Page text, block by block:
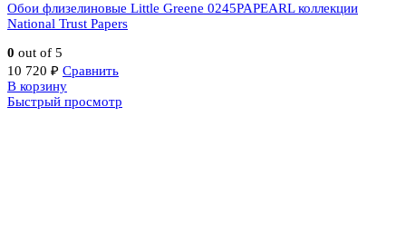
Обои флизелиновые Little Greene 0245PAPEARL коллекции
National Trust Papers
0 out of 5
10 720 ₽ Сравнить
В корзину
Быстрый просмотр